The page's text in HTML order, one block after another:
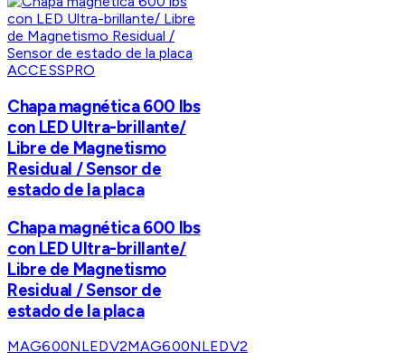
ACCESSPRO
Chapa magnética 600 lbs
con LED Ultra-brillante/
Libre de Magnetismo
Residual / Sensor de
estado de la placa
Chapa magnética 600 lbs
con LED Ultra-brillante/
Libre de Magnetismo
Residual / Sensor de
estado de la placa
MAG600NLEDV2MAG600NLEDV2